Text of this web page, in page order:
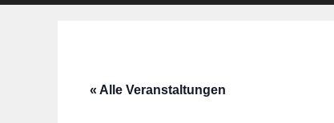
« Alle Veranstaltungen